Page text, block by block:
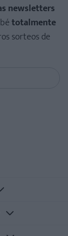
newsletters
totalmente
sorteos de